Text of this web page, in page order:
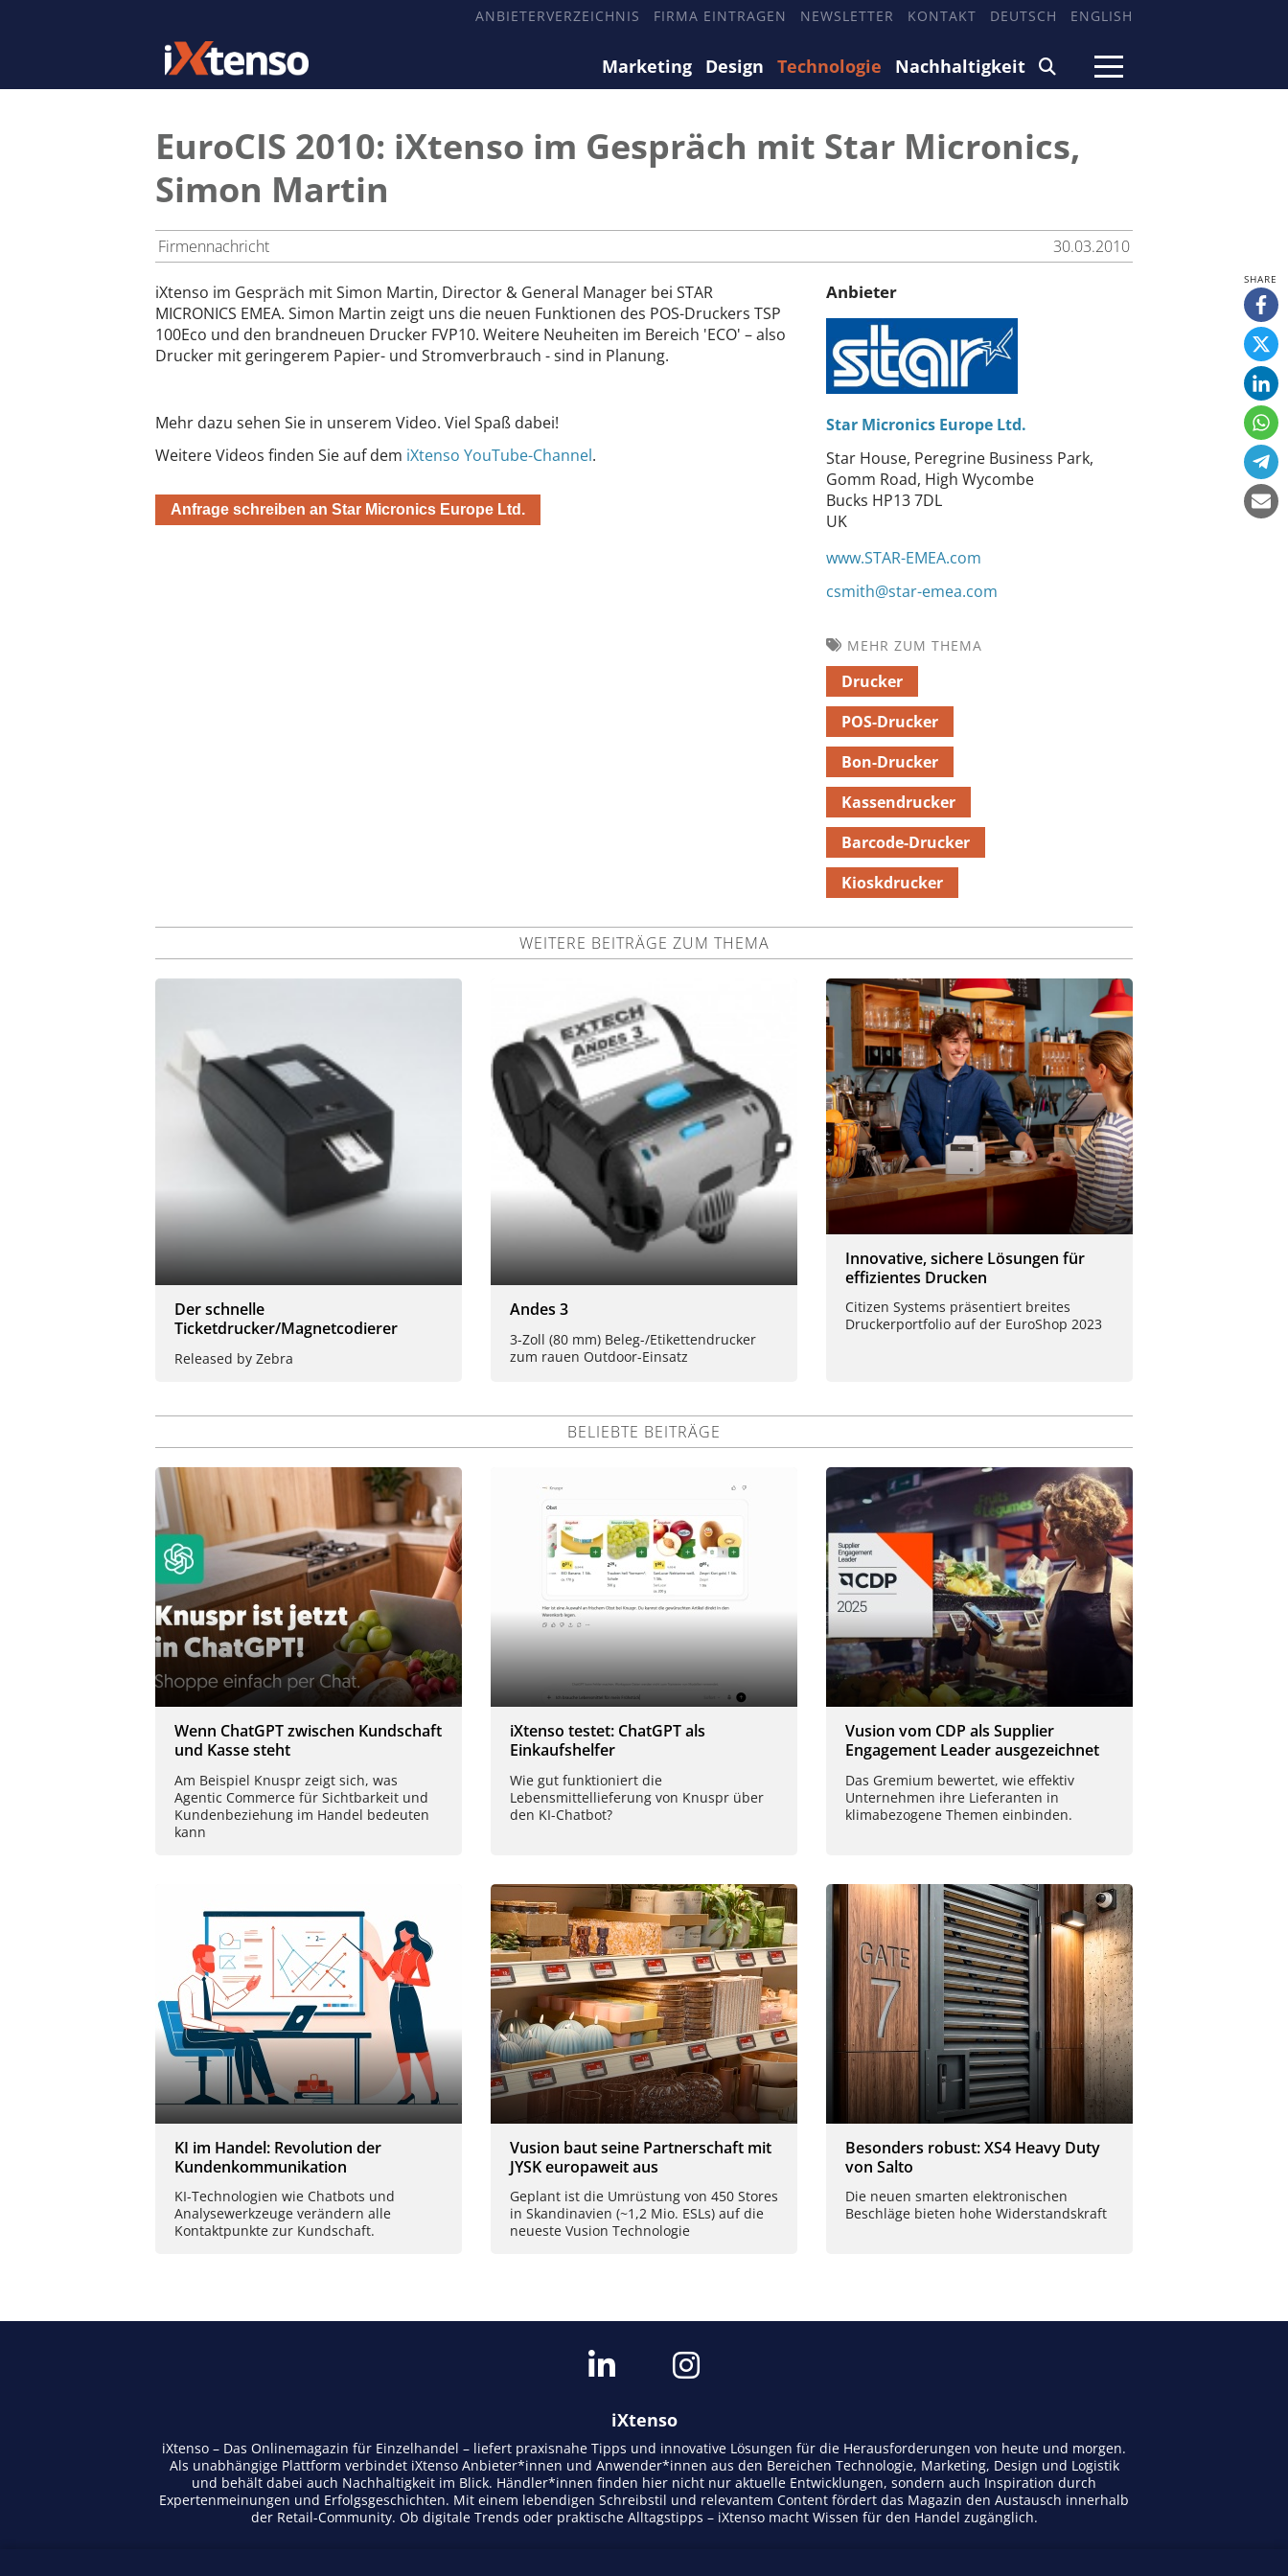
ANBIETERVERZEICHNIS FIRMA EINTRAGEN NEWSLETTER KONTAKT DEUTSCH ENGLISH
Marketing Design Technologie Nachhaltigkeit
EuroCIS 2010: iXtenso im Gespräch mit Star Micronics,
Simon Martin
Firmennachricht 30.03.2010
iXtenso im Gespräch mit Simon Martin, Director & General Manager bei STAR
MICRONICS EMEA. Simon Martin zeigt uns die neuen Funktionen des POS-Druckers TSP
100Eco und den brandneuen Drucker FVP10. Weitere Neuheiten im Bereich 'ECO' – also
Drucker mit geringerem Papier- und Stromverbrauch - sind in Planung.
Mehr dazu sehen Sie in unserem Video. Viel Spaß dabei!
Weitere Videos finden Sie auf dem iXtenso YouTube-Channel.
Anfrage schreiben an Star Micronics Europe Ltd.
Anbieter
Star Micronics Europe Ltd.
Star House, Peregrine Business Park,
Gomm Road, High Wycombe
Bucks HP13 7DL
UK
www.STAR-EMEA.com
csmith@star-emea.com
MEHR ZUM THEMA
Drucker
POS-Drucker
Bon-Drucker
Kassendrucker
Barcode-Drucker
Kioskdrucker
WEITERE BEITRÄGE ZUM THEMA
Der schnelle
Ticketdrucker/Magnetcodierer
Released by Zebra
Andes 3
3-Zoll (80 mm) Beleg-/Etikettendrucker
zum rauen Outdoor-Einsatz
Innovative, sichere Lösungen für
effizientes Drucken
Citizen Systems präsentiert breites
Druckerportfolio auf der EuroShop 2023
BELIEBTE BEITRÄGE
Wenn ChatGPT zwischen Kundschaft
und Kasse steht
Am Beispiel Knuspr zeigt sich, was
Agentic Commerce für Sichtbarkeit und
Kundenbeziehung im Handel bedeuten
kann
iXtenso testet: ChatGPT als
Einkaufshelfer
Wie gut funktioniert die
Lebensmittellieferung von Knuspr über
den KI-Chatbot?
Vusion vom CDP als Supplier
Engagement Leader ausgezeichnet
Das Gremium bewertet, wie effektiv
Unternehmen ihre Lieferanten in
klimabezogene Themen einbinden.
KI im Handel: Revolution der
Kundenkommunikation
KI-Technologien wie Chatbots und
Analysewerkzeuge verändern alle
Kontaktpunkte zur Kundschaft.
Vusion baut seine Partnerschaft mit
JYSK europaweit aus
Geplant ist die Umrüstung von 450 Stores
in Skandinavien (~1,2 Mio. ESLs) auf die
neueste Vusion Technologie
Besonders robust: XS4 Heavy Duty
von Salto
Die neuen smarten elektronischen
Beschläge bieten hohe Widerstandskraft
iXtenso
iXtenso – Das Onlinemagazin für Einzelhandel – liefert praxisnahe Tipps und innovative Lösungen für die Herausforderungen von heute und morgen.
Als unabhängige Plattform verbindet iXtenso Anbieter*innen und Anwender*innen aus den Bereichen Technologie, Marketing, Design und Logistik
und behält dabei auch Nachhaltigkeit im Blick. Händler*innen finden hier nicht nur aktuelle Entwicklungen, sondern auch Inspiration durch
Expertenmeinungen und Erfolgsgeschichten. Mit einem lebendigen Schreibstil und relevantem Content fördert das Magazin den Austausch innerhalb
der Retail-Community. Ob digitale Trends oder praktische Alltagstipps – iXtenso macht Wissen für den Handel zugänglich.